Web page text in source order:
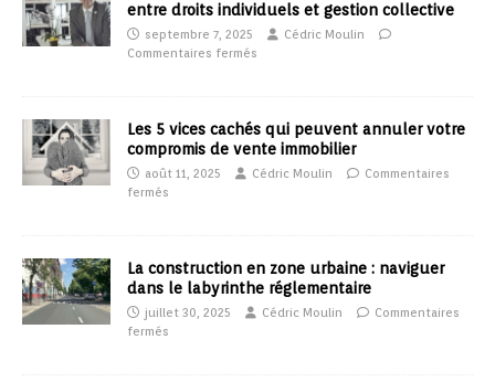
entre droits individuels et gestion collective
septembre 7, 2025
Cédric Moulin
Commentaires fermés
Les 5 vices cachés qui peuvent annuler votre
compromis de vente immobilier
août 11, 2025 Cédric Moulin
Commentaires
fermés
La construction en zone urbaine : naviguer
dans le labyrinthe réglementaire
juillet 30, 2025 Cédric Moulin
Commentaires
fermés